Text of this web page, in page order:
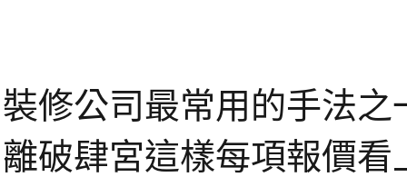
裝修公司最常用的手法
離破肆宮這樣每項報價